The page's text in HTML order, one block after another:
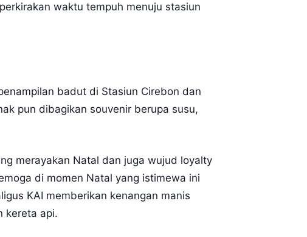
waktu tempuh menuju stasiun
badut di Stasiun Cirebon dan
pun dibagikan souvenir berupa susu,
merayakan Natal dan juga wujud loyalty
di momen Natal yang istimewa ini
KAI memberikan kenangan manis
kereta api.